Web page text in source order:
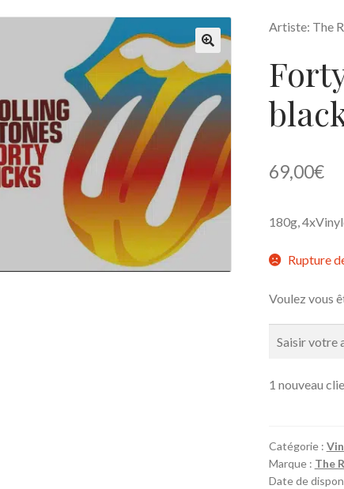
Artiste: The
69,00€
180g,
Rupture
Voulez vous
1 nouveau
Catégorie :
Marque : The
Date de